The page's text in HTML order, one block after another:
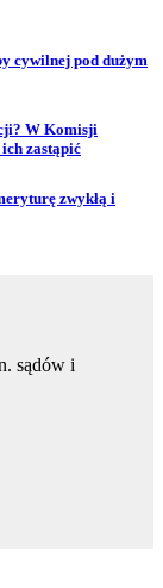
cywilnej pod dużym
W Komisji
zastąpić
zwykłą i
sądów i